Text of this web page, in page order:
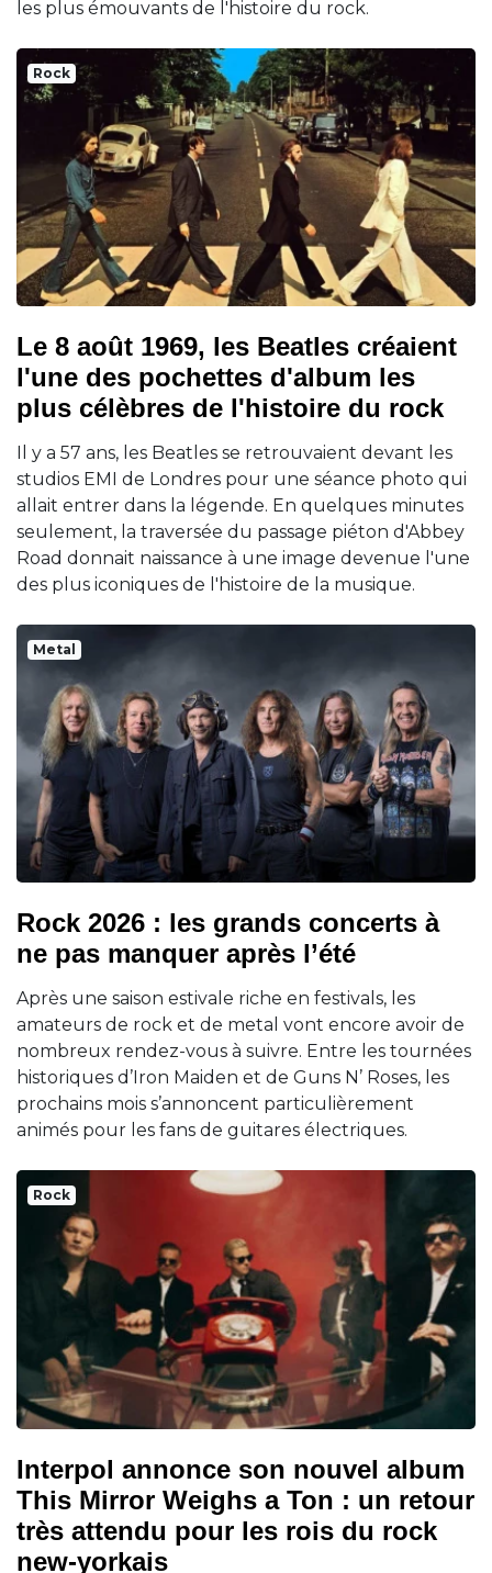
les plus émouvants de l'histoire du rock.
Rock
Le 8 août 1969, les Beatles créaient
l'une des pochettes d'album les
plus célèbres de l'histoire du rock
Il y a 57 ans, les Beatles se retrouvaient devant les
studios EMI de Londres pour une séance photo qui
allait entrer dans la légende. En quelques minutes
seulement, la traversée du passage piéton d'Abbey
Road donnait naissance à une image devenue l'une
des plus iconiques de l'histoire de la musique.
Metal
Rock 2026 : les grands concerts à
ne pas manquer après l’été
Après une saison estivale riche en festivals, les
amateurs de rock et de metal vont encore avoir de
nombreux rendez-vous à suivre. Entre les tournées
historiques d’Iron Maiden et de Guns N’ Roses, les
prochains mois s’annoncent particulièrement
animés pour les fans de guitares électriques.
Rock
Interpol annonce son nouvel album
This Mirror Weighs a Ton : un retour
très attendu pour les rois du rock
new-yorkais